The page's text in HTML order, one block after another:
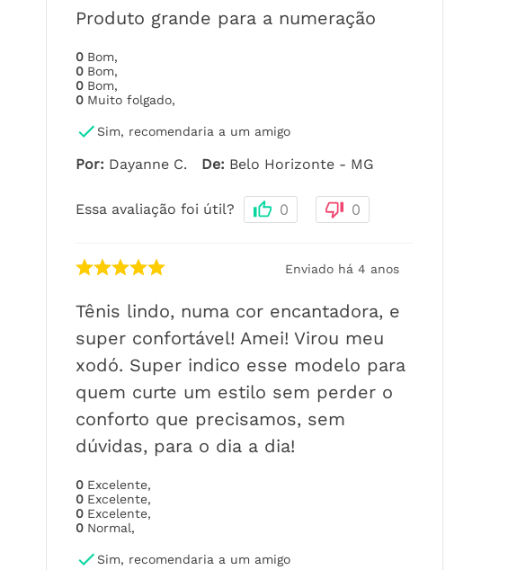
Produto grande para a numeração
0 Bom,
0 Bom,
0 Bom,
0 Muito folgado,
Sim, recomendaria a um amigo
Por: Dayanne C. De: Belo Horizonte - MG
Essa avaliação foi útil? 0 0
Enviado há 4 anos
Tênis lindo, numa cor encantadora, e
super confortável! Amei! Virou meu
xodó. Super indico esse modelo para
quem curte um estilo sem perder o
conforto que precisamos, sem
dúvidas, para o dia a dia!
0 Excelente,
0 Excelente,
0 Excelente,
0 Normal,
Sim, recomendaria a um amigo